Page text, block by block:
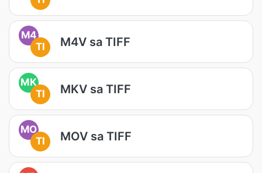
M4
TI
M4V sa TIFF
MK
TI
MKV sa TIFF
MO
TI
MOV sa TIFF